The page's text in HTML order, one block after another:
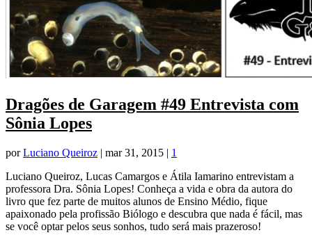
Dragões de Garagem #49 Entrevista com
Sônia Lopes
porLuciano Queiroz | mar 31, 2015 | 1
Luciano Queiroz, Lucas Camargos e Átila Iamarino entrevistam a
professora Dra. Sônia Lopes! Conheça a vida e obra da autora do
livro que fez parte de muitos alunos de Ensino Médio, fique
apaixonado pela profissão Biólogo e descubra que nada é fácil, mas
se você optar pelos seus sonhos, tudo será mais prazeroso!